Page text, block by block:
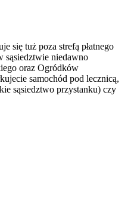
się tuż poza strefą płatnego
niedawno
oraz Ogródków
samochód pod lecznicą,
sąsiedztwo przystanku) czy